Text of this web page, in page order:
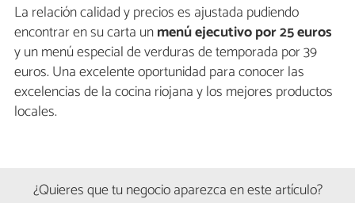
La relación calidad y precios es ajustada pudiendo
encontrar en su carta unmenú ejecutivo por 25 euros
y un menú especial de verduras de temporada por 39
euros. Una excelente oportunidad para conocer las
excelencias de la cocina riojana y los mejores productos
locales.
¿Quieres que tu negocio aparezca en este artículo?